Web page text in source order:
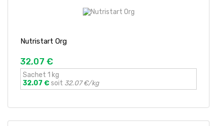
Nutristart Org
32,07 €
Sachet 1 kg
32.07 €soit 32.07 €/kg